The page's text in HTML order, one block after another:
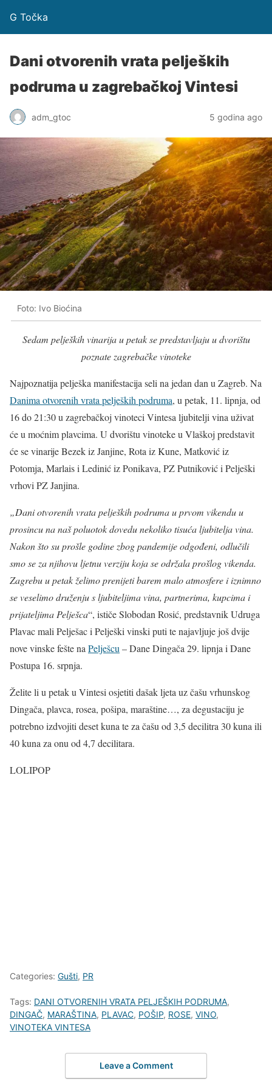
G Točka
Dani otvorenih vrata peljeških
podruma u zagrebačkoj Vintesi
adm_gtoc 5 godina ago
Foto: Ivo Bioćina
Sedam peljeških vinarija u petak se predstavljaju u dvorištu
poznate zagrebačke vinoteke
Najpoznatija pelješka manifestacija seli na jedan dan u Zagreb. Na
Danima otvorenih vrata peljeških podruma, u petak, 11. lipnja, od
16 do 21:30 u zagrebačkoj vinoteci Vintesa ljubitelji vina uživat
će u moćnim plavcima. U dvorištu vinoteke u Vlaškoj predstavit
će se vinarije Bezek iz Janjine, Rota iz Kune, Matković iz
Potomja, Marlais i Ledinić iz Ponikava, PZ Putniković i Pelješki
vrhovi PZ Janjina.
„Dani otvorenih vrata peljeških podruma u prvom vikendu u
prosincu na naš poluotok dovedu nekoliko tisuća ljubitelja vina.
Nakon što su prošle godine zbog pandemije odgođeni, odlučili
smo se za njihovu ljetnu verziju koja se održala prošlog vikenda.
Zagrebu u petak želimo prenijeti barem malo atmosfere i iznimno
se veselimo druženju s ljubiteljima vina, partnerima, kupcima i
prijateljima Pelješca“, ističe Slobodan Rosić, predstavnik Udruga
Plavac mali Pelješac i Pelješki vinski puti te najavljuje još dvije
nove vinske fešte na Pelješcu – Dane Dingača 29. lipnja i Dane
Postupa 16. srpnja.
Želite li u petak u Vintesi osjetiti dašak ljeta uz čašu vrhunskog
Dingača, plavca, rosea, pošipa, maraštine…, za degustaciju je
potrebno izdvojiti deset kuna te za čašu od 3,5 decilitra 30 kuna ili
40 kuna za onu od 4,7 decilitara.
LOLIPOP
Categories: Gušti, PR
Tags: DANI OTVORENIH VRATA PELJEŠKIH PODRUMA,
DINGAČ, MARAŠTINA, PLAVAC, POŠIP, ROSE, VINO,
VINOTEKA VINTESA
Leave a Comment